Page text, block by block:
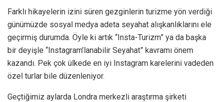
Farklı hikayelerin izini süren gezginlerin turizme yön verdiği
günümüzde sosyal medya adeta seyahat alışkanlıklarını ele
geçirmiş durumda. Öyle ki artık “Insta-Turizm” ya da başka
bir deyişle “Instagram’lanabilir Seyahat” kavramı önem
kazandı. Pek çok ülkede en iyi Instagram karelerini vadeden
özel turlar bile düzenleniyor.
Geçtiğimiz aylarda Londra merkezli araştırma şirketi